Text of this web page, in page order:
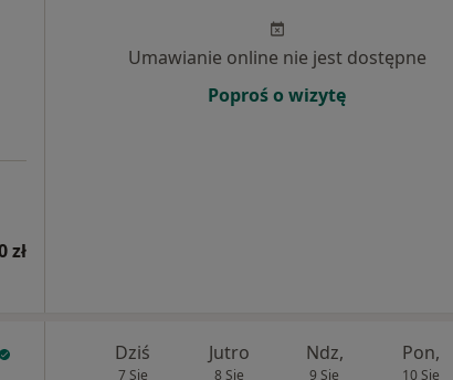
zł
Umawianie online nie jest dostępne
Poproś o wizytę
Dziś
7 Sie
Jutro
8 Sie
Ndz,
9 Sie
Pon,
10 Sie